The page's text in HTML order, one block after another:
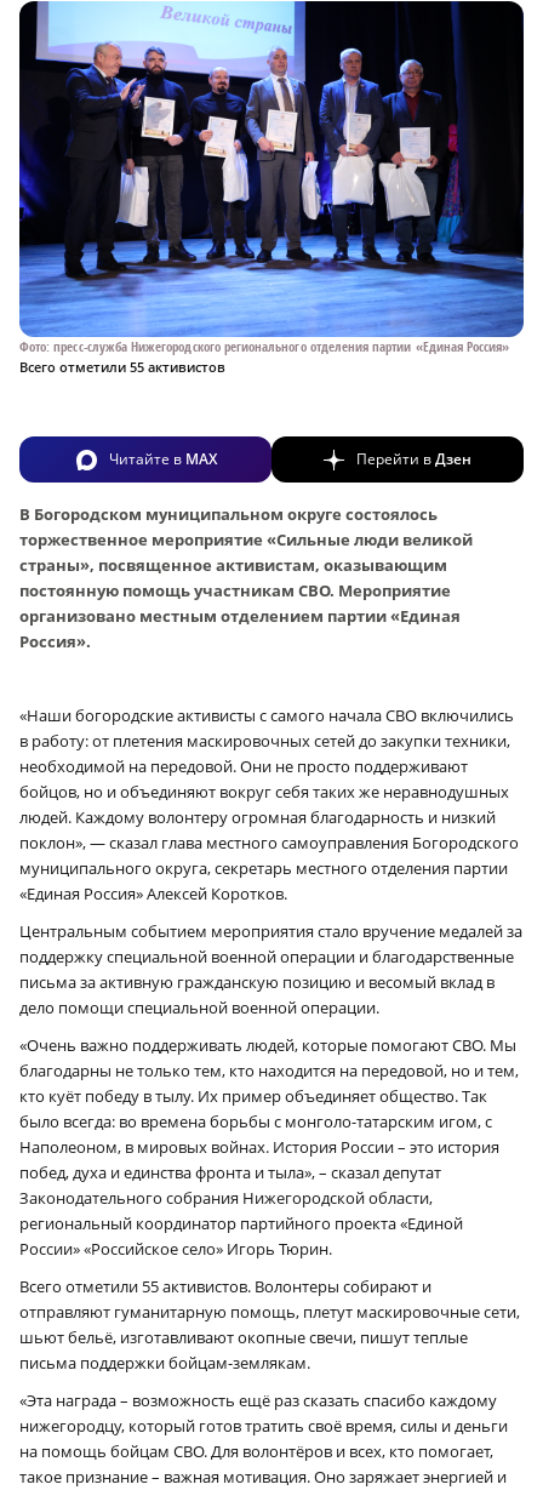
Фото: пресс-служба Нижегородского регионального отделения партии «Единая Россия»
Всего отметили 55 активистов
Читайте в MAX Перейти вДзен
В Богородском муниципальном округе состоялось
торжественное мероприятие «Сильные люди великой
страны», посвященное активистам, оказывающим
постоянную помощь участникам СВО. Мероприятие
организовано местным отделением партии «Единая
Россия».
«Наши богородские активисты с самого начала СВО включились
в работу: от плетения маскировочных сетей до закупки техники,
необходимой на передовой. Они не просто поддерживают
бойцов, но и объединяют вокруг себя таких же неравнодушных
людей. Каждому волонтеру огромная благодарность и низкий
поклон», — сказал глава местного самоуправления Богородского
муниципального округа, секретарь местного отделения партии
«Единая Россия» Алексей Коротков.
Центральным событием мероприятия стало вручение медалей за
поддержку специальной военной операции и благодарственные
письма за активную гражданскую позицию и весомый вклад в
дело помощи специальной военной операции.
«Очень важно поддерживать людей, которые помогают СВО. Мы
благодарны не только тем, кто находится на передовой, но и тем,
кто куёт победу в тылу. Их пример объединяет общество. Так
было всегда: во времена борьбы с монголо-татарским игом, с
Наполеоном, в мировых войнах. История России – это история
побед, духа и единства фронта и тыла», – сказал депутат
Законодательного собрания Нижегородской области,
региональный координатор партийного проекта «Единой
России» «Российское село» Игорь Тюрин.
Всего отметили 55 активистов. Волонтеры собирают и
отправляют гуманитарную помощь, плетут маскировочные сети,
шьют бельё, изготавливают окопные свечи, пишут теплые
письма поддержки бойцам-землякам.
«Эта награда – возможность ещё раз сказать спасибо каждому
нижегородцу, который готов тратить своё время, силы и деньги
на помощь бойцам СВО. Для волонтёров и всех, кто помогает,
такое признание – важная мотивация. Оно заряжает энергией и